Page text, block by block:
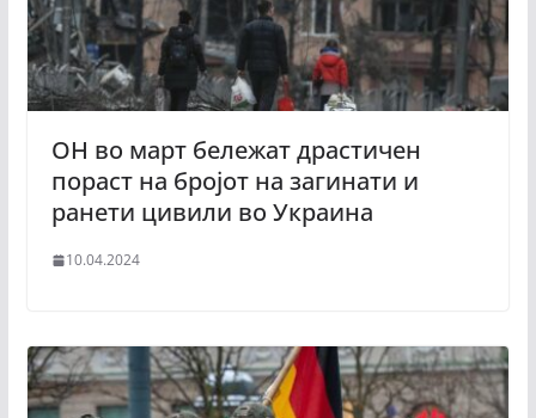
ОН во март бележат драстичен
пораст на бројот на загинати и
ранети цивили во Украина
10.04.2024